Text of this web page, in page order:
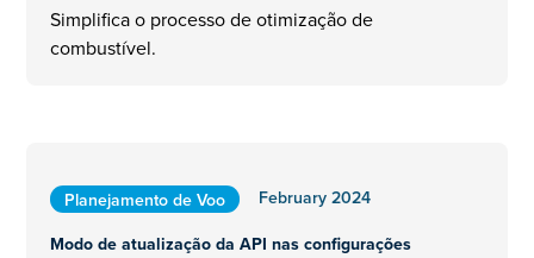
Simplifica o processo de otimização de
combustível.
Planejamento de Voo
February 2024
Modo de atualização da API nas configurações